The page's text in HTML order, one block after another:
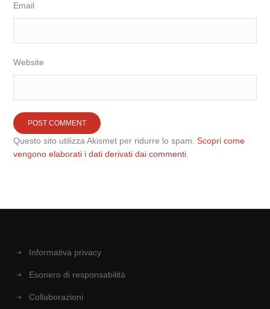
Email
Website
Questo sito utilizza Akismet per ridurre lo spam.Scopri come
vengono elaborati i dati derivati dai commenti
Informativa privacy
Esonero di responsabilità
Collaborazioni